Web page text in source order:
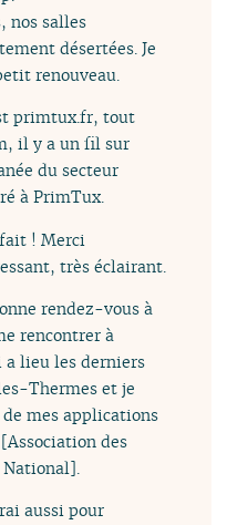
nos salles
désertées. Je
renouveau.
primtux.fr, tout
il y a un fil sur
du secteur
à PrimTux.
! Merci
très éclairant.
rendez-vous à
rencontrer à
a lieu les derniers
Thermes et je
mes applications
des
National].
aussi pour